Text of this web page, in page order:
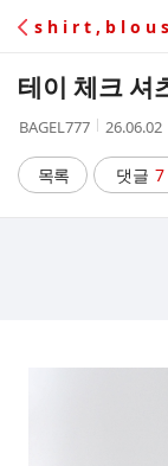
C
A
s h i r t , b l o u
테이 체크 셔
작
자
BAGEL777
작
시
간
26.06.02
목록 댓글 7